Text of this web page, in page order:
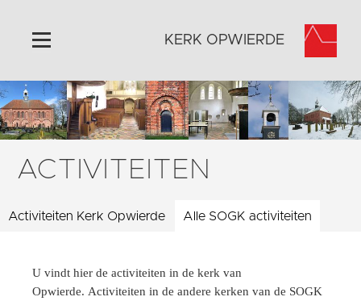
Home
Algemeen
Historie
Activiteiten
Vaktaal
KERK OPWIERDE
ACTIVITEITEN
Activiteiten Kerk Opwierde Alle SOGK activiteiten
U vindt hier de activiteiten in de kerk van
Opwierde. Activiteiten in de andere kerken van de SOGK